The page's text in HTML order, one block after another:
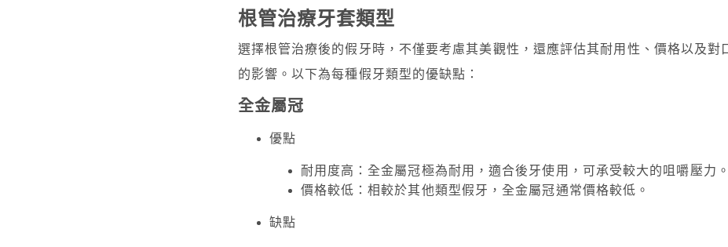
根管治療牙套類型
選擇根管治療後的假牙時，不僅要考慮其美觀性，還應評估其耐用性、價格以及對
的影響。以下為每種假牙類型的優缺點：
全金屬冠
優點
耐用度高：全金屬冠極為耐用，適合後牙使用，可承受較大的咀嚼壓力。
價格較低：相較於其他類型假牙，全金屬冠通常價格較低。
缺點